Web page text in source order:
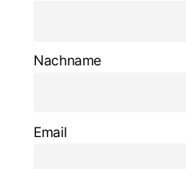
Nachname
Email